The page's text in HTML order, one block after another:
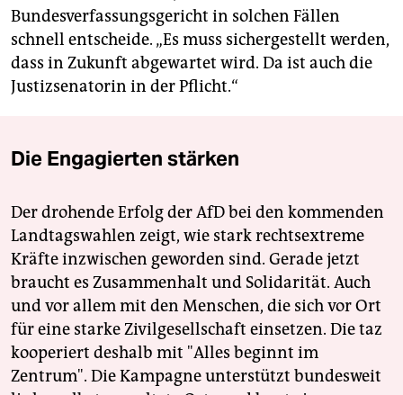
Bundesverfassungsgericht in solchen Fällen
schnell entscheide. „Es muss sichergestellt werden,
dass in Zukunft abgewartet wird. Da ist auch die
Justizsenatorin in der Pflicht.“
Die Engagierten stärken
Der drohende Erfolg der AfD bei den kommenden
Landtagswahlen zeigt, wie stark rechtsextreme
Kräfte inzwischen geworden sind. Gerade jetzt
braucht es Zusammenhalt und Solidarität. Auch
und vor allem mit den Menschen, die sich vor Ort
für eine starke Zivilgesellschaft einsetzen. Die taz
kooperiert deshalb mit "Alles beginnt im
Zentrum". Die Kampagne unterstützt bundesweit